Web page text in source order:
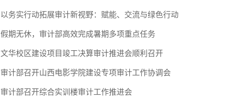
以务实行动拓展审计新视野：赋能、交流与绿色行动
假期无休，审计部高效完成暑期多项重点任务
文华校区建设项目竣工决算审计推进会顺利召开
审计部召开山西电影学院建设专项审计工作协调会
审计部召开综合实训楼审计工作推进会